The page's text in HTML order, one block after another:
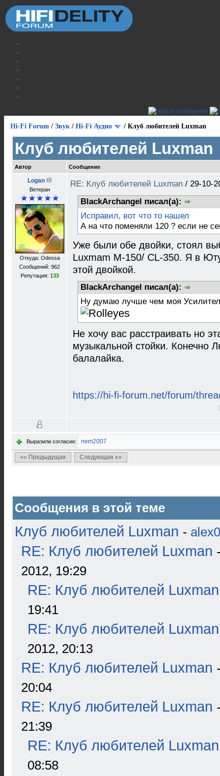
Hi-Fi Forum / Звук / Hi-Fi Аудио / Клуб любителей Luxman
Клуб любителей Luxman
Автор Сообщение
Logan
Ветеран
Откуда: Odessa
Сообщений: 962
Репутация: 133
RE: Клуб любителей Luxman / 29-10-
BlackArchangel писал(а):
Исправил, вот что то нашел
А на что поменяли 120 ? если не
Уже были обе двойки, стоял
Luxmam M-150/ CL-350. Я в
этой двойкой.
BlackArchangel писал(а):
Ну думаю лучше чем моя
Не хочу вас расстраивать но
музыкальной стойки. Конечно
балалайка.
https://hi-fi-forum.net/forum/
Выразили согласие: nem2007
«« Предыдущая Следующая »»
Сообщения в этой теме
Клуб любителей Luxman -
RE: Клуб любителей Luxman
2012, 19:29
RE: Клуб любителей Luxman
19:41
RE: Клуб любителей Luxman
2012, 20:13
RE: Клуб любителей Luxman
20:04
RE: Клуб любителей Luxman
21:39
RE: Клуб любителей Luxman
08:58